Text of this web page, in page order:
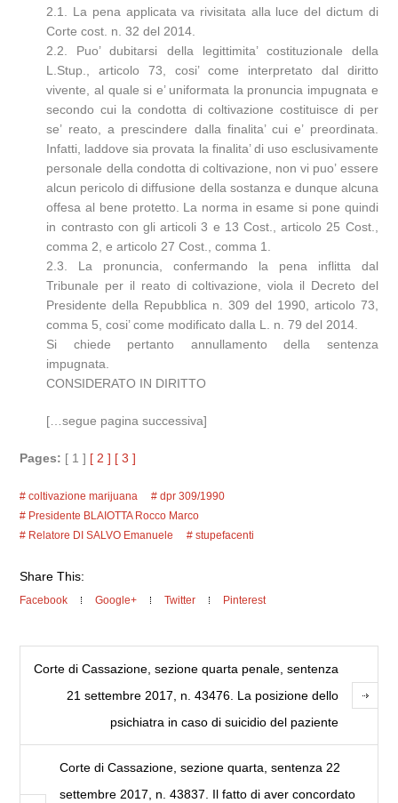
2.1. La pena applicata va rivisitata alla luce del dictum di
Corte cost. n. 32 del 2014.
2.2. Puo’ dubitarsi della legittimita’ costituzionale della
L.Stup., articolo 73, cosi’ come interpretato dal diritto
vivente, al quale si e’ uniformata la pronuncia impugnata e
secondo cui la condotta di coltivazione costituisce di per
se’ reato, a prescindere dalla finalita’ cui e’ preordinata.
Infatti, laddove sia provata la finalita’ di uso esclusivamente
personale della condotta di coltivazione, non vi puo’ essere
alcun pericolo di diffusione della sostanza e dunque alcuna
offesa al bene protetto. La norma in esame si pone quindi
in contrasto con gli articoli 3 e 13 Cost., articolo 25 Cost.,
comma 2, e articolo 27 Cost., comma 1.
2.3. La pronuncia, confermando la pena inflitta dal
Tribunale per il reato di coltivazione, viola il Decreto del
Presidente della Repubblica n. 309 del 1990, articolo 73,
comma 5, cosi’ come modificato dalla L. n. 79 del 2014.
Si chiede pertanto annullamento della sentenza
impugnata.
CONSIDERATO IN DIRITTO
[…segue pagina successiva]
Pages: [ 1 ] [ 2 ] [ 3 ]
coltivazione marijuana
dpr 309/1990
Presidente BLAIOTTA Rocco Marco
Relatore DI SALVO Emanuele
stupefacenti
Share This:
Facebook Google+ Twitter Pinterest
Corte di Cassazione, sezione quarta penale, sentenza
21 settembre 2017, n. 43476. La posizione dello
psichiatra in caso di suicidio del paziente
Corte di Cassazione, sezione quarta, sentenza 22
settembre 2017, n. 43837. Il fatto di aver concordato